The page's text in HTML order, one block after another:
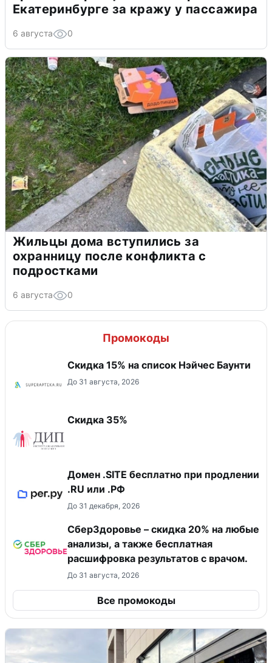
Екатеринбурге за кражу у пассажира
6 августа 0
Жильцы дома вступились за
охранницу после конфликта с
подростками
6 августа 0
Промокоды
Скидка 15% на список Нэйчес Баунти
До 31 августа, 2026
Скидка 35%
Домен .SITE бесплатно при продлении
.RU или .РФ
До 31 декабря, 2026
СберЗдоровье – скидка 20% на любые
анализы, а также бесплатная
расшифровка результатов с врачом.
До 31 августа, 2026
Все промокоды